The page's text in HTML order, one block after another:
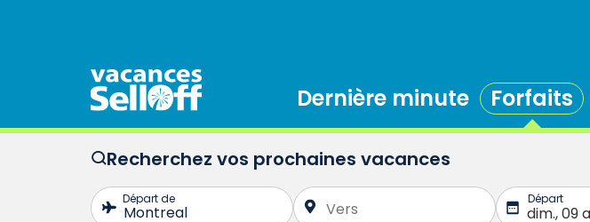
Dernière minute Forfaits
Recherchez vos prochaines vacances